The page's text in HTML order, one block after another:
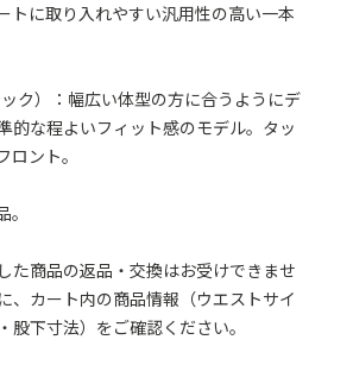
トに取り入れやすい汎用性の高い一本
ク）：幅広い体型の方に合うようにデ
的な程よいフィット感のモデル。タッ
ロント。
た商品の返品・交換はお受けできませ
、カート内の商品情報（ウエストサイ
股下寸法）をご確認ください。